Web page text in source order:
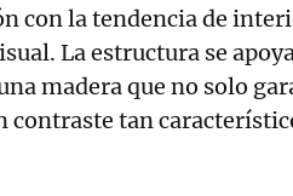
con la tendencia de
La estructura se
madera que no solo
contraste tan